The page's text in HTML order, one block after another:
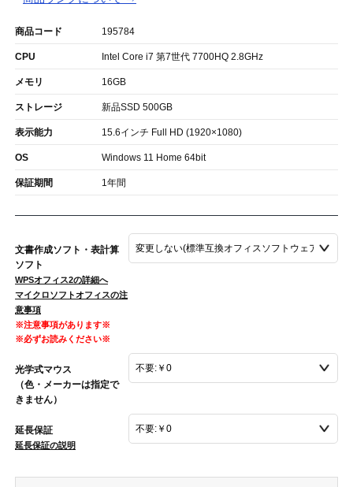
商品コード 195784
CPU Intel Core i7 第7世代 7700HQ 2.8GHz
メモリ 16GB
ストレージ 新品SSD 500GB
表示能力 15.6インチ Full HD (1920×1080)
OS Windows 11 Home 64bit
保証期間 1年間
文書作成ソフト・表計算
ソフト
WPSオフィス2の詳細へ
マイクロソフトオフィスの注
意事項
※注意事項があります※
※必ずお読みください※
光学式マウス
（色・メーカーは指定で
きません）
延長保証
延長保証の説明